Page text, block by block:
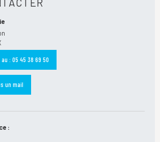
: 05 45 38 69 50
un mail
: